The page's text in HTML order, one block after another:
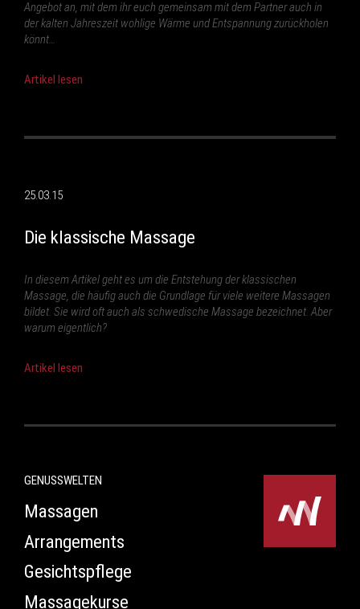
Angebot an, mit dem ihr euch gemeinsam mit dem Partner auch in
der kalten Jahreszeit wohlige Wärme und Entspannung zurückholen
könnt…
Artikel lesen
25.03.15
Die klassische Massage
In diesem Artikel geht es um die Entstehung der klassischen
Massage, die häufig auch die Grundlage für viele weitere Massagen
bildet. Sie wird oft auch als schwedische Massage bezeichnet. Aber
warum eigentlich?
Artikel lesen
GENUSSWELTEN
Massagen
Arrangements
Gesichtspflege
Massagekurse